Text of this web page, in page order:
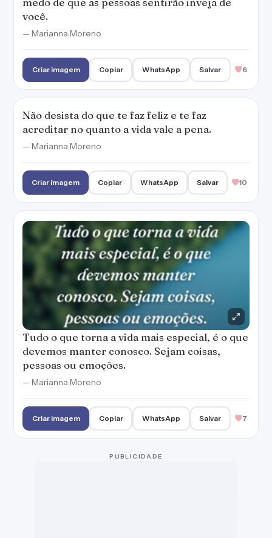
Criar imagem Copiar WhatsApp Salvar
devemos manter conosco. Sejam coisas,
pessoas ou emoções.
— Marianna Moreno
Criar imagem Copiar WhatsApp Salvar
PUBLICIDADE